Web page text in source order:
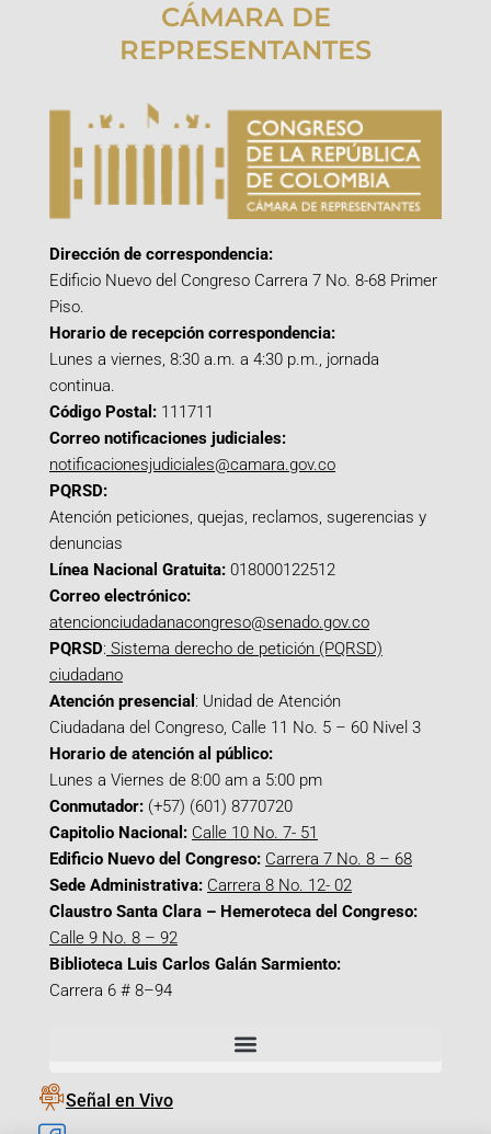
CÁMARA DE
REPRESENTANTES
Dirección de correspondencia:
Edificio Nuevo del Congreso Carrera 7 No. 8-68 Primer
Piso.
Horario de recepción correspondencia:
Lunes a viernes, 8:30 a.m. a 4:30 p.m., jornada
continua.
Código Postal: 111711
Correo notificaciones judiciales:
notificacionesjudiciales@camara.gov.co
PQRSD:
Atención peticiones, quejas, reclamos, sugerencias y
denuncias
Línea Nacional Gratuita: 018000122512
Correo electrónico:
atencionciudadanacongreso@senado.gov.co
PQRSD: Sistema derecho de petición (PQRSD)
ciudadano
Atención presencial : Unidad de Atención
Ciudadana del Congreso, Calle 11 No. 5 – 60 Nivel 3
Horario de atención al público:
Lunes a Viernes de 8:00 am a 5:00 pm
Conmutador: (+57) (601) 8770720
Capitolio Nacional: Calle 10 No. 7- 51
Edificio Nuevo del Congreso: Carrera 7 No. 8 – 68
Sede Administrativa: Carrera 8 No. 12- 02
Claustro Santa Clara – Hemeroteca del Congreso:
Calle 9 No. 8 – 92
Biblioteca Luis Carlos Galán Sarmiento:
Carrera 6 # 8–94
Señal en Vivo